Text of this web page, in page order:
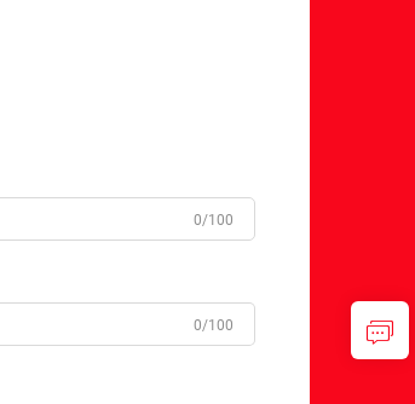
0/100
0/100